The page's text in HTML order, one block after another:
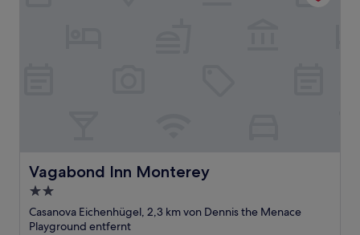
Vagabond Inn Monterey
Vagabond Inn Monterey
2.0-
Sterne-
Unterkunft
Casanova Eichenhügel, 2,3 km von Dennis the Menace
Playground entfernt